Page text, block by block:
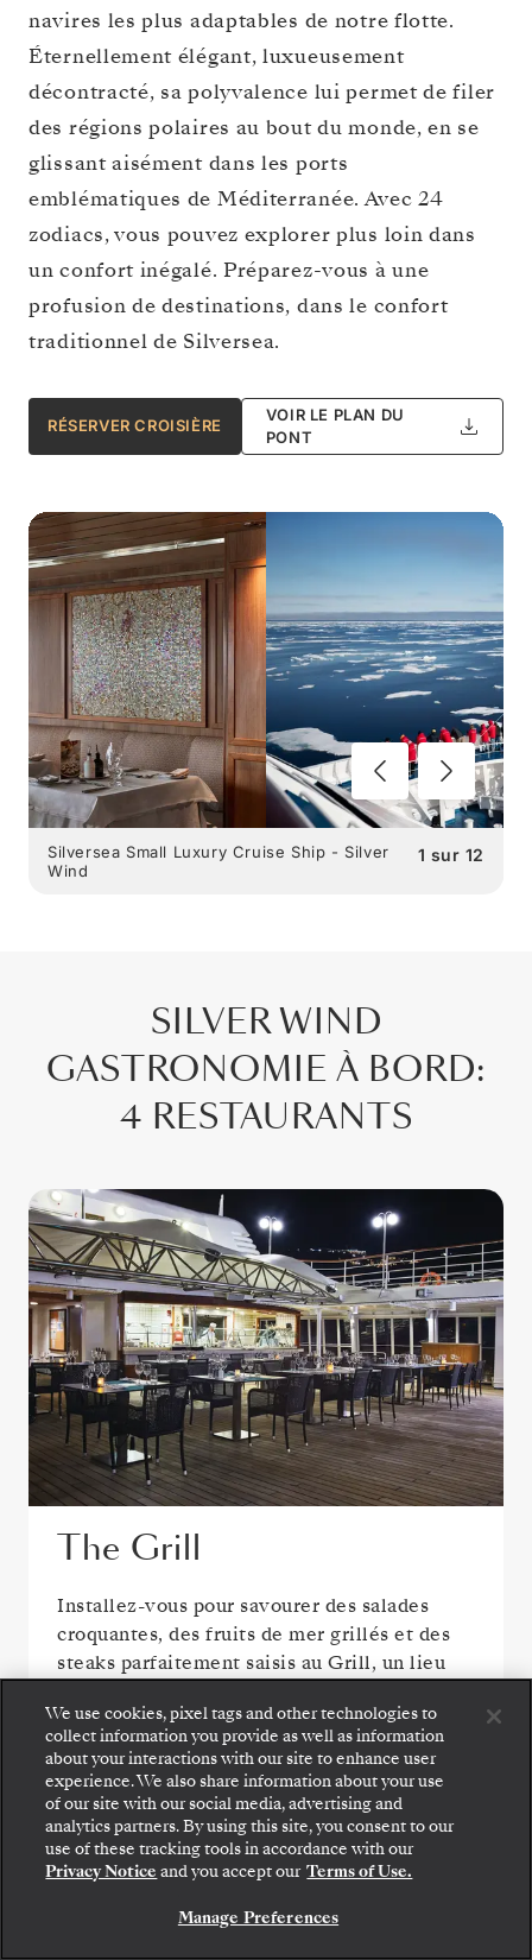
navires les plus adaptables de notre flotte.
Éternellement élégant, luxueusement
décontracté, sa polyvalence lui permet de filer
des régions polaires au bout du monde, en se
glissant aisément dans les ports
emblématiques de Méditerranée. Avec 24
zodiacs, vous pouvez explorer plus loin dans
un confort inégalé. Préparez-vous à une
profusion de destinations, dans le confort
traditionnel de Silversea.
RÉSERVER CROISIÈRE
VOIR LE PLAN DU
PONT
1 sur 12
Silversea Small Luxury Cruise Ship - Silver
Wind
SILVER WIND
GASTRONOMIE À BORD:
4 RESTAURANTS
The Grill
Installez-vous pour savourer des salades
croquantes, des fruits de mer grillés et des
steaks parfaitement saisis au Grill, un lieu
Montez à bord : choisissez votre suite et consultez
les tarifs et les prestations incluses avant de
confirmer votre voyage avec Silversea en toute
sécurité.
RÉSERVEZ VOTRE SUITE
We use cookies, pixel tags and other technologies to
collect information you provide as well as information
about your interactions with our site to enhance user
experience. We also share information about your use
of our site with our social media, advertising and
analytics partners. By using this site, you consent to our
use of these tracking tools in accordance with our
Privacy Notice and you accept our Terms of Use.
Manage Preferences